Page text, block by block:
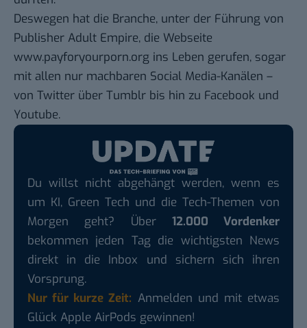
Deswegen hat die Branche, unter der Führung von
Publisher Adult Empire, die Webseite
www.payforyourporn.org ins Leben gerufen, sogar
mit allen nur machbaren Social Media-Kanälen –
von Twitter über Tumblr bis hin zu Facebook und
Youtube.
Du willst nicht abgehängt werden, wenn es
um KI, Green Tech und die Tech-Themen von
Morgen geht? Über 12.000 Vordenker
bekommen jeden Tag die wichtigsten News
direkt in die Inbox und sichern sich ihren
Vorsprung.
Nur für kurze Zeit: Anmelden und mit etwas
Glück Apple AirPods gewinnen!